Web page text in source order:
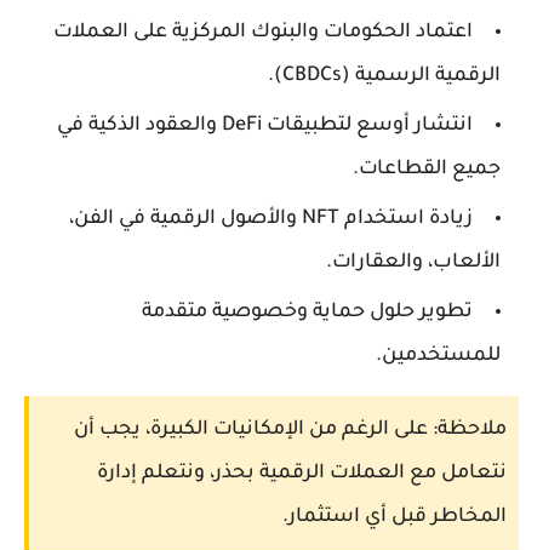
اعتماد الحكومات والبنوك المركزية على العملات
الرقمية الرسمية (CBDCs).
انتشار أوسع لتطبيقات DeFi والعقود الذكية في
جميع القطاعات.
زيادة استخدام NFT والأصول الرقمية في الفن،
الألعاب، والعقارات.
تطوير حلول حماية وخصوصية متقدمة
للمستخدمين.
ملاحظة: على الرغم من الإمكانيات الكبيرة، يجب أن
نتعامل مع العملات الرقمية بحذر، ونتعلم إدارة
المخاطر قبل أي استثمار.